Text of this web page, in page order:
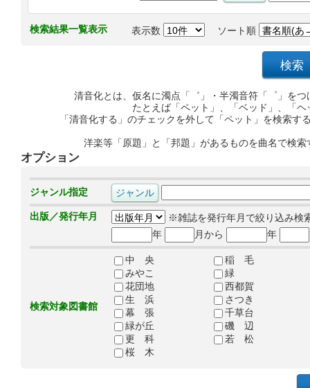
検索結果一覧表示 表示数 ソート順
清音化とは、仮名に濁点「゛」・半濁音符「゜」を
たとえば「ペット」、「ベッド」、「
「清音化する」のチェックを外して「ペット」を検索
洋楽等「原題」と「邦題」があるものを曲名で検
オプション
ジャンル指定
出版／発行年月
※雑誌を発行年月で絞り込み検
年
月から 年
検索対象図書館
中 央
稲 毛
みやこ
緑
花団地
西都賀
生 浜
さつき
幕 張
千草台
緑が丘
磯 辺
更 科
若 松
桜 木